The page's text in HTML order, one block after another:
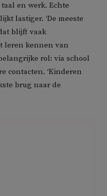
en werk. Echte
lastiger. ‘De meeste
blijft vaak
leren kennen van
rol: via school
contacten. ‘Kinderen
brug naar de